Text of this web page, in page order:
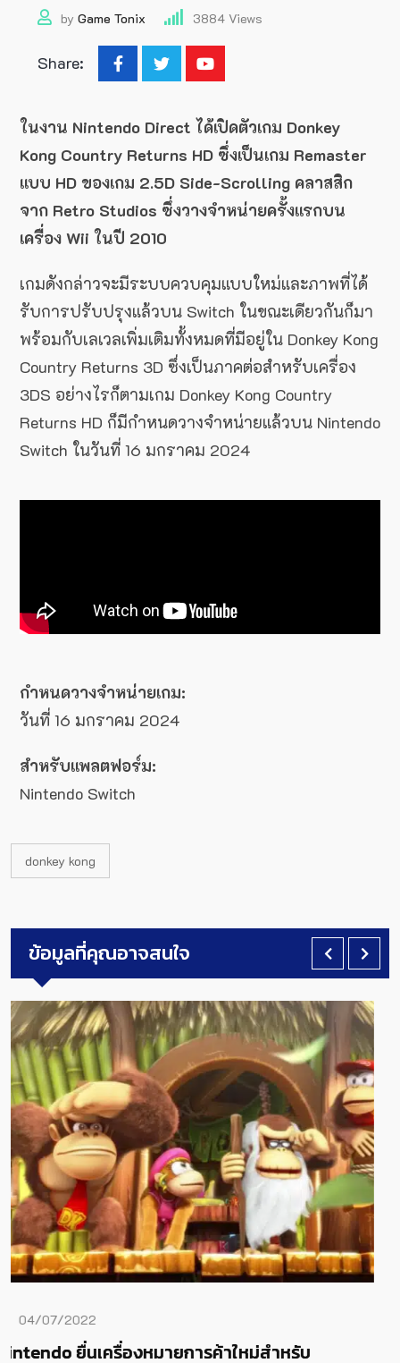
by Game Tonix 3884 Views
Share:
ในงาน Nintendo Direct ได้เปิดตัวเกม Donkey
Kong Country Returns HD ซึ่งเป็นเกม Remaster
แบบ HD ของเกม 2.5D Side-Scrolling คลาสสิก
จาก Retro Studios ซึ่งวางจำหน่ายครั้งแรกบน
เครื่อง Wii ในปี 2010
เกมดังกล่าวจะมีระบบควบคุมแบบใหม่และภาพที่ได้
รับการปรับปรุงแล้วบน Switch ในขณะเดียวกันก็มา
พร้อมกับเลเวลเพิ่มเติมทั้งหมดที่มีอยู่ใน Donkey Kong
Country Returns 3D ซึ่งเป็นภาคต่อสำหรับเครื่อง
3DS อย่างไรก็ตามเกม Donkey Kong Country
Returns HD ก็มีกำหนดวางจำหน่ายแล้วบน Nintendo
Switch ในวันที่ 16 มกราคม 2024
กำหนดวางจำหน่ายเกม:
วันที่ 16 มกราคม 2024
สำหรับแพลตฟอร์ม:
Nintendo Switch
donkey kong
ข้อมูลที่คุณอาจสนใจ
สำหรับ มากกว่าแค่ภาคต่อ โปรดิวเซอร์